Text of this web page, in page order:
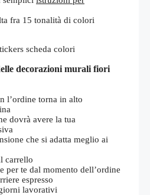
fra 15 tonalità di colori
decorazioni murali fiori
l’ordine torna in alto
dovrà avere la tua
che si adatta meglio ai
carrello
per te dal momento dell’ordine
espresso
lavorativi